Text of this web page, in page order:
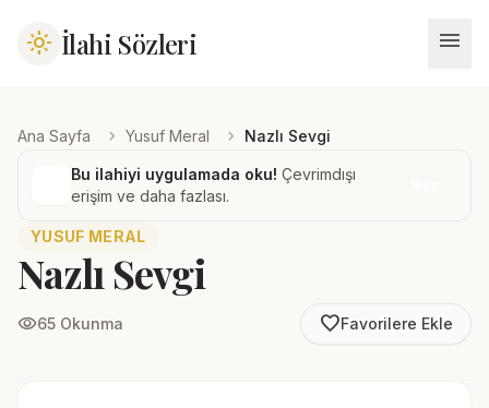
light_mode İlahi Sözleri menu
Ana Sayfa chevron_right Yusuf Meral chevron_right Nazlı Sevgi
Bu ilahiyi uygulamada oku! Çevrimdışı
erişim ve daha fazlası.
YUSUF MERAL
Nazlı Sevgi
visibility65 Okunma favorite_borderFavorilere Ekle